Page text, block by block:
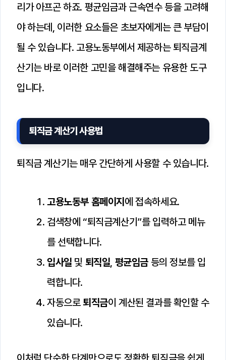
리가 아프곤 하죠. 평균임금과 근속연수 등을 고려해
야 하는데, 이러한 요소들은 초보자에게는 큰 부담이
될 수 있습니다. 고용노동부에서 제공하는 퇴직금계
산기는 바로 이러한 고민을 해결해주는 유용한 도구
입니다.
퇴직금 계산기 사용법
퇴직금 계산기는 매우 간단하게 사용할 수 있습니다.
고용노동부 홈페이지 에 접속하세요.
검색창에 “퇴직금계산기”를 입력하고 메뉴
를 선택합니다.
입사일 및 퇴직일, 평균임금 등의 정보를 입
력합니다.
자동으로퇴직금이 계산된 결과를 확인할 수
있습니다.